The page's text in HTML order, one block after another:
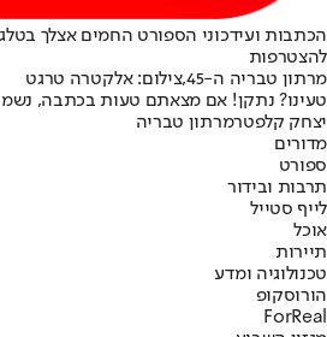
הכתבות ועידכוני הספורט החמים אצלך
להצטרפות
מרתון טבריה ה-45,צילום: אלקטרה טרגט
טעינו? נתקן! אם מצאתם טעות בכתבה,
יצחק קלפטרמרתון טבריה
מדורים
ספורט
תרבות ובידור
לייף סטייל
אוכל
תיירות
טכנולוגיה ומדע
הורוסקופ
ForReal